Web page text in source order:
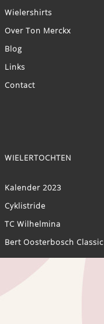
Wielershirts
Over Ton Merckx
Blog
Links
Contact
WIELERTOCHTEN
Kalender 2023
Cyklistride
TC Wilhelmina
Bert Oosterbosch Classic